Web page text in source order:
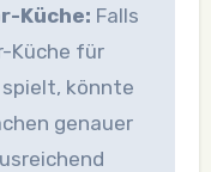
Küche: Falls
Küche für
könnte
genauer